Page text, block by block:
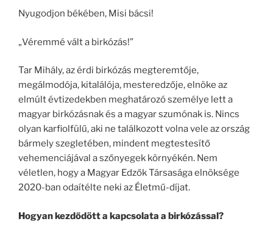
Nyugodjon békében, Misi bácsi!
„Véremmé vált a birkózás!”
Tar Mihály, az érdi birkózás megteremtője,
megálmodója, kitalálója, mesteredzője, elnöke az
elmúlt évtizedekben meghatározó személye lett a
magyar birkózásnak és a magyar szumónak is. Nincs
olyan karfiolfülű, aki ne találkozott volna vele az ország
bármely szegletében, mindent megtestesítő
vehemenciájával a szőnyegek környékén. Nem
véletlen, hogy a Magyar Edzők Társasága elnöksége
2020-ban odaítélte neki az Életmű-díjat.
Hogyan kezdődött a kapcsolata a birkózással?